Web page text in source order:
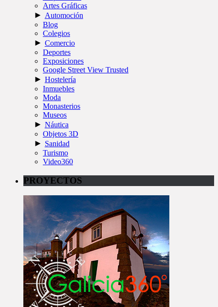
Artes Gráficas
► Automoción
Blog
Colegios
► Comercio
Deportes
Exposiciones
Google Street View Trusted
► Hostelería
Inmuebles
Moda
Monasterios
Museos
► Náutica
Objetos 3D
► Sanidad
Turismo
Video360
PROYECTOS